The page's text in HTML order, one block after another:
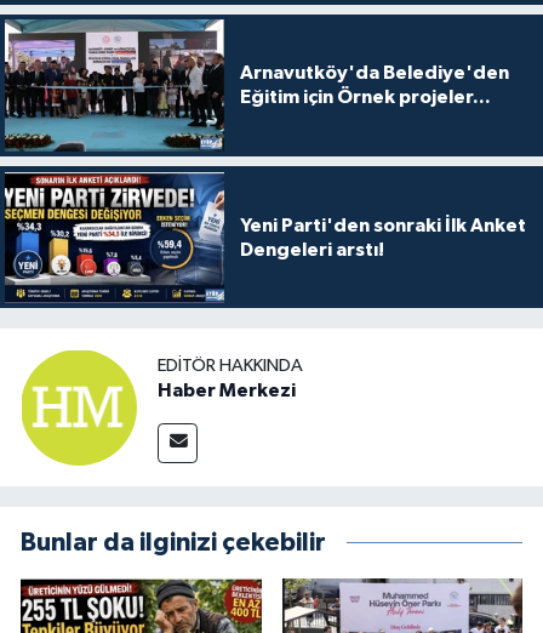
Arnavutköy'da Belediye'den
Eğitim için Örnek projeler...
Yeni Parti'den sonraki İlk Anket
Dengeleri arstı!
EDITÖR HAKKINDA
Haber Merkezi
Bunlar da ilginizi çekebilir